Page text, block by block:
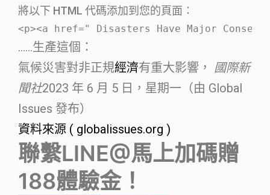
將以下 HTML 代碼添加到您的頁面：
<p><a href=" Disasters Have Major
……生產這個：
氣候災害對非正規經濟有重大影響， 國際新
聞社2023 年 6 月 5 日，星期一（由 Global
Issues 發布）
資料來源 ( globalissues.org )
聯繫LINE@馬上加碼贈
188體驗金！